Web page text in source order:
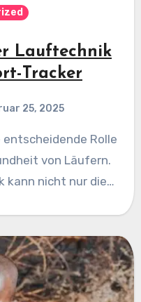
Lauftechnik
Tracker
25, 2025
von Läufern.
kann nicht nur die…